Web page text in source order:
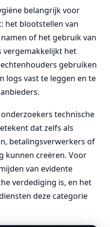
belangrijk voor
het blootstellen van
of het gebruik van
vergemakkelijkt het
gebruiken
logs vast te leggen en te
technische
dat zelfs als
betalingsverwerkers of
kunnen creëren. Voor
van evidente
verdediging is, en het
deze categorie